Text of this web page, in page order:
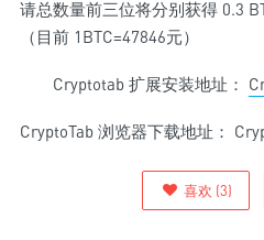
请总数量前三位将分别获得 0.3
（目前 1BTC=47846元）
Cryptotab 扩展安装地址：
CryptoTab 浏览器下载地址：
喜欢 (3)